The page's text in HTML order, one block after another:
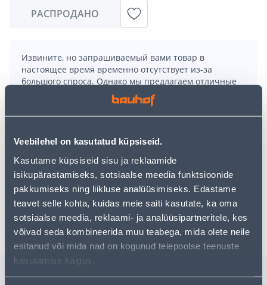
Veebilehel on kasutatud küpsiseid.
Kasutame küpsiseid sisu ja reklaamide
isikupärastamiseks, sotsiaalse meedia funktsioonide
pakkumiseks ning liikluse analüüsimiseks. Edastame
teavet selle kohta, kuidas meie saiti kasutate, ka oma
sotsiaalse meedia, reklaami- ja analüüsipartneritele, kes
võivad seda kombineerida muu teabega, mida olete neile
esitanud või mida nad on kogunud teiepoolse teenuste
kasutamise käigus.
РАСПРОДАНО
Извините, но запрашиваемый вами товар в
настоящее время временно отсутствует из-за
большого спроса. Однако мы предлагаем отличные
альтернативы из той же
категории товаров
могут вам понравиться!
Но ваш шопинг не должен заканчиваться здесь - вы
главную страницуили используя нашу мощную
варианты. Удачных покупок!
Доставка невозможна